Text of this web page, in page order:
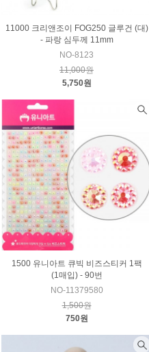
11000 크리앤조이 FOG250 글루건 (대)
- 파랑 심두께 11mm
NO-8123
11,000원
5,750원
1500 유니아트 큐빅 비즈스티커 1팩
(1매입) - 90번
NO-11379580
1,500원
750원